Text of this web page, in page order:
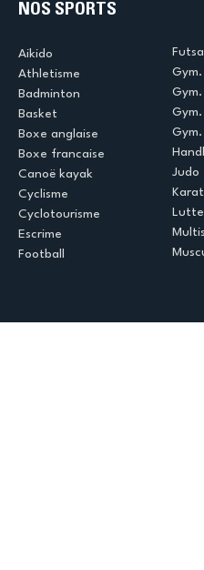
NOS SPORTS
Aikido
Athletisme
Badminton
Basket
Boxe anglaise
Boxe francaise
Canoë kayak
Cyclisme
Cyclotourisme
Escrime
Football
Judo
Lutte